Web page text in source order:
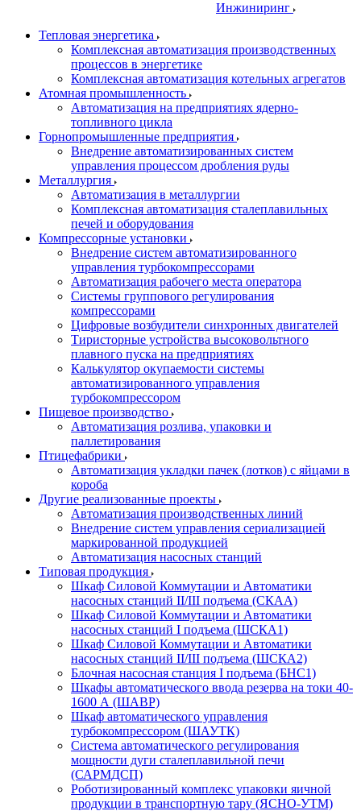
Инжиниринг
Тепловая энергетика
Комплексная автоматизация производственных
процессов в энергетике
Комплексная автоматизация котельных агрегатов
Атомная промышленность
Автоматизация на предприятиях ядерно-
топливного цикла
Горнопромышленные предприятия
Внедрение автоматизированных систем
управления процессом дробления руды
Металлургия
Автоматизация в металлургии
Комплексная автоматизация сталеплавильных
печей и оборудования
Компрессорные установки
Внедрение систем автоматизированного
управления турбокомпрессорами
Автоматизация рабочего места оператора
Системы группового регулирования
компрессорами
Цифровые возбудители синхронных двигателей
Тиристорные устройства высоковольтного
плавного пуска на предприятиях
Калькулятор окупаемости системы
автоматизированного управления
турбокомпрессором
Пищевое производство
Автоматизация розлива, упаковки и
паллетирования
Птицефабрики
Автоматизация укладки пачек (лотков) с яйцами в
короба
Другие реализованные проекты
Автоматизация производственных линий
Внедрение систем управления сериализацией
маркированной продукцией
Автоматизация насосных станций
Типовая продукция
Шкаф Силовой Коммутации и Автоматики
насосных станций II/III подъема (СКАА)
Шкаф Силовой Коммутации и Автоматики
насосных станций I подъема (ШСКА1)
Шкаф Силовой Коммутации и Автоматики
насосных станций II/III подъема (ШСКА2)
Блочная насосная станция I подъема (БНС1)
Шкафы автоматического ввода резерва на токи 40-
1600 А (ШАВР)
Шкаф автоматического управления
турбокомпрессором (ШАУТК)
Система автоматического регулирования
мощности дуги сталеплавильной печи
(САРМДСП)
Роботизированный комплекс упаковки яичной
продукции в транспортную тару (ЯСНО-УТМ)